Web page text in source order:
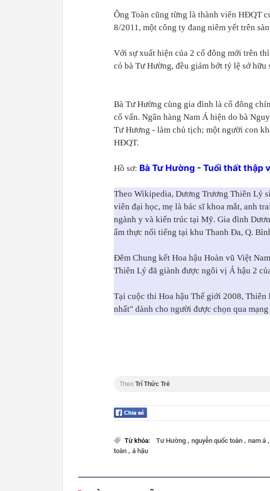
Ông Toàn cũng từng là thành viên HĐQT
8/2011, một công ty đang niêm yết trên
Với sự xuất hiện của 2 cổ đông mới trên
có bà Tư Hường, đều giảm bớt tỷ lệ sở hữu
Bà Tư Hường cùng gia đình là cổ đông
cố vấn. Ngân hàng Nam Á hiện do bà
Tư Hương - làm chủ tịch; một người con
HĐQT.
Hồ sơ: Bà Tư Hường - Tuổi thất thập
Theo Wikipedia, Dương Trương Thiên Lý
viên đại học, mẹ là bác sĩ khoa mắt, anh
ngành y và kiến trúc tại Mỹ. Gia đình
ẩm thực nối tiếng tại khu Thanh Đa, Q.
Đêm Chung kết Hoa hậu Hoàn vũ Việt
Thiên Lý đã giành được ngôi vị Á hậu 2
Tại cuộc thi Hoa hậu Thế giới 2008,
nhất" dành cho người được chọn qua
Theo Trí Thức Trẻ
Từ khóa: Tư Hường , nguyễn quốc toàn , nam á ,
toàn , á hậu